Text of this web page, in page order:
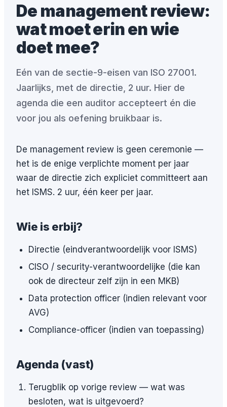
De management review:
wat moet erin en wie
doet mee?
Eén van de sectie-9-eisen van ISO 27001.
Jaarlijks, met de directie, 2 uur. Hier de
agenda die een auditor accepteert én die
voor jou als oefening bruikbaar is.
De management review is geen ceremonie —
het is de enige verplichte moment per jaar
waar de directie zich expliciet committeert aan
het ISMS. 2 uur, één keer per jaar.
Wie is erbij?
Directie (eindverantwoordelijk voor ISMS)
CISO / security-verantwoordelijke (die kan
ook de directeur zelf zijn in een MKB)
Data protection officer (indien relevant voor
AVG)
Compliance-officer (indien van toepassing)
Agenda (vast)
Terugblik op vorige review — wat was
besloten, wat is uitgevoerd?